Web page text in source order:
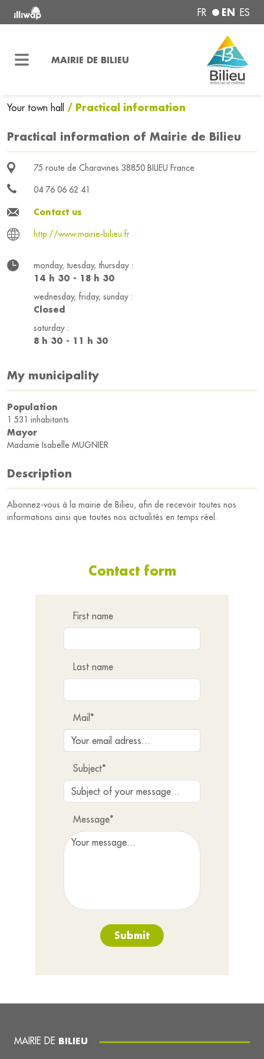
FR EN ES
MAIRIE DE BILIEU
Your town hall / Practical information
Practical information of Mairie de Bilieu
75 route de Charavines 38850 BILIEU France
04 76 06 62 41
Contact us
http://www.mairie-bilieu.fr
monday, tuesday, thursday :
14 h 30 - 18 h 30
wednesday, friday, sunday :
Closed
saturday :
8 h 30 - 11 h 30
My municipality
Population
1 531 inhabitants
Mayor
Madame Isabelle MUGNIER
Description
Abonnez-vous à la mairie de Bilieu, afin de recevoir toutes nos
informations ainsi que toutes nos actualités en temps réel.
Contact form
First name
Last name
Mail*
Subject*
Message*
Submit
MAIRIE DE BILIEU